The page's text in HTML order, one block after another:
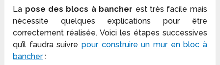
La pose des blocs à bancher est très facile mais
nécessite quelques explications pour être
correctement réalisée. Voici les étapes successives
qu’il faudra suivrepour construire un mur en bloc à
bancher: